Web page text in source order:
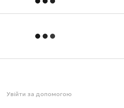
Увійти за допомогою